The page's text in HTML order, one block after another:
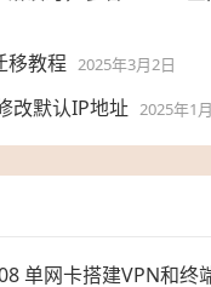
移教程 2025年3月2日
改默认IP地址 2025年1
单网卡搭建VPN和终